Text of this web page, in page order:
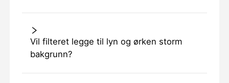
Vil filteret legge til lyn og ørken storm
bakgrunn?